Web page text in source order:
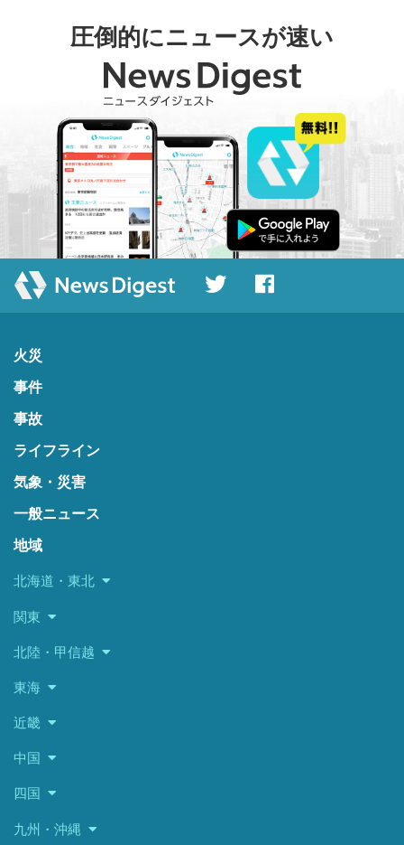
圧倒的にニュースが速い
火災
事件
事故
ライフライン
気象・災害
一般ニュース
地域
北海道・東北
関東
北陸・甲信越
東海
近畿
中国
四国
九州・沖縄